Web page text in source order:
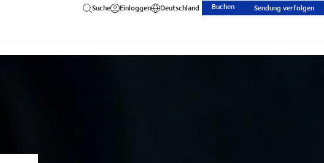
Suche Einloggen Deutschland Buchen Sendung verfolgen